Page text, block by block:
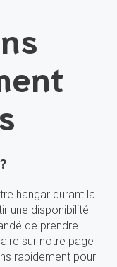
hangar durant la
une disponibilité
de prendre
sur notre page
rapidement pour